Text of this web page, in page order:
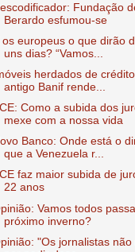
Fundação
Berardo esfumou-se
os europeus o que dirão
uns dias? “Vamos...
herdados de
antigo Banif rende...
Como a subida dos
mexe com a nossa vida
Banco: Onde está o
que a Venezuela r...
faz maior subida de
22 anos
Vamos todos
próximo inverno?
"Os jornalistas não